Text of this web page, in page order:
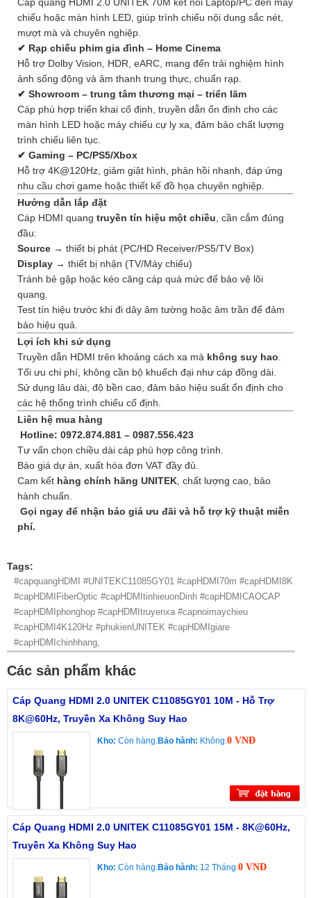
chiếu hoặc màn hình LED, giúp trình chiếu nội dung sắc nét,
mượt mà và chuyên nghiệp.
✔ Rạp chiếu phim gia đình – Home Cinema
Hỗ trợ Dolby Vision, HDR, eARC, mang đến trải nghiệm hình
ảnh sống động và âm thanh trung thực, chuẩn rạp.
✔ Showroom – trung tâm thương mại – triển lãm
Cáp phù hợp triển khai cố định, truyền dẫn ổn định cho các
màn hình LED hoặc máy chiếu cự ly xa, đảm bảo chất lượng
trình chiếu liên tục.
✔ Gaming – PC/PS5/Xbox
Hỗ trợ 4K@120Hz, giảm giật hình, phản hồi nhanh, đáp ứng
nhu cầu chơi game hoặc thiết kế đồ họa chuyên nghiệp.
Hướng dẫn lắp đặt
Cáp HDMI quang truyền tín hiệu một chiều , cần cắm đúng
đầu:
Source → thiết bị phát (PC/HD Receiver/PS5/TV Box)
Display → thiết bị nhận (TV/Máy chiếu)
Tránh bẻ gập hoặc kéo căng cáp quá mức để bảo vệ lõi
quang.
Test tín hiệu trước khi đi dây âm tường hoặc âm trần để đảm
bảo hiệu quả.
Lợi ích khi sử dụng
Truyền dẫn HDMI trên khoảng cách xa mà không suy hao
Tối ưu chi phí, không cần bộ khuếch đại như cáp đồng dài.
Sử dụng lâu dài, độ bền cao, đảm bảo hiệu suất ổn định cho
các hệ thống trình chiếu cố định.
Liên hệ mua hàng
Hotline: 0972.874.881 – 0987.556.423
Tư vấn chọn chiều dài cáp phù hợp công trình.
Báo giá dự án, xuất hóa đơn VAT đầy đủ.
Cam kết hàng chính hãng UNITEK , chất lượng cao, bảo
hành chuẩn.
Gọi ngay để nhận báo giá ưu đãi và hỗ trợ kỹ thuật miễn
phí.
Tags:
#capquangHDMI #UNITEKC11085GY01 #capHDMI70m #capHDMI8K
#capHDMIFiberOptic #capHDMItinhieuonDinh #capHDMICAOCAP
#capHDMIphonghop #capHDMItruyenxa #capnoimaychieu
#capHDMI4K120Hz #phukienUNITEK #capHDMIgiare
#capHDMIchinhhang,
Các sản phẩm khác
Cáp Quang HDMI 2.0 UNITEK C11085GY01 10M - Hỗ Trợ
8K@60Hz, Truyền Xa Không Suy Hao
Kho: Còn hàng.Bảo hành: Không.0 VNĐ
Cáp Quang HDMI 2.0 UNITEK C11085GY01 15M - 8K@60Hz,
Truyền Xa Không Suy Hao
Kho: Còn hàng.Bảo hành: 12 Tháng.0 VNĐ